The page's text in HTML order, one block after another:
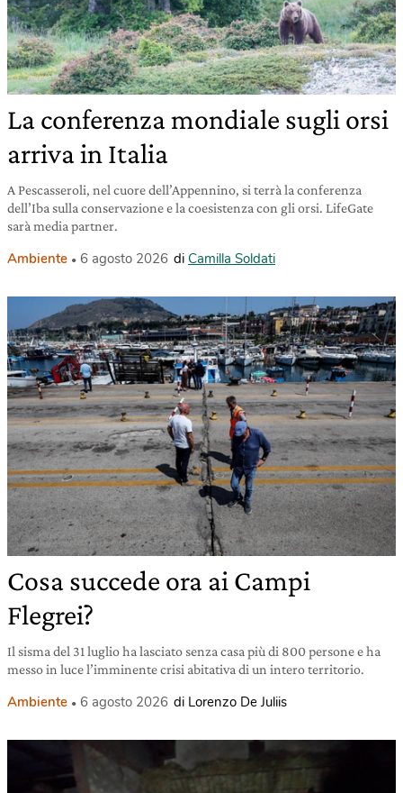
La conferenza mondiale sugli orsi
arriva in Italia
A Pescasseroli, nel cuore dell’Appennino, si terrà la conferenza
dell’Iba sulla conservazione e la coesistenza con gli orsi. LifeGate
sarà media partner.
Ambiente 6 agosto 2026 di Camilla Soldati
Cosa succede ora ai Campi
Flegrei?
Il sisma del 31 luglio ha lasciato senza casa più di 800 persone e ha
messo in luce l’imminente crisi abitativa di un intero territorio.
Ambiente 6 agosto 2026 di Lorenzo De Juliis